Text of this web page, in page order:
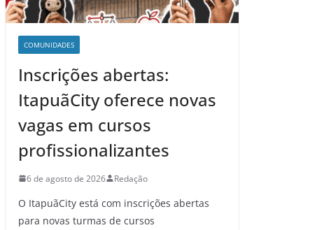
COMUNIDADES
Inscrições abertas:
ItapuãCity oferece novas
vagas em cursos
profissionalizantes
6 de agosto de 2026 Redação
O ItapuãCity está com inscrições abertas
para novas turmas de cursos